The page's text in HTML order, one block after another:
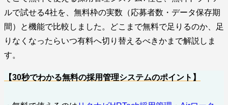
ルで試せる4社を、無料枠の実数（応募者数・データ保存期
間）と機能で比較しました。どこまで無料で足りるのか、足
りなくなったらいつ有料へ切り替えるべきかまで解説しま
す。
【30秒でわかる無料の採用管理システムのポイント】